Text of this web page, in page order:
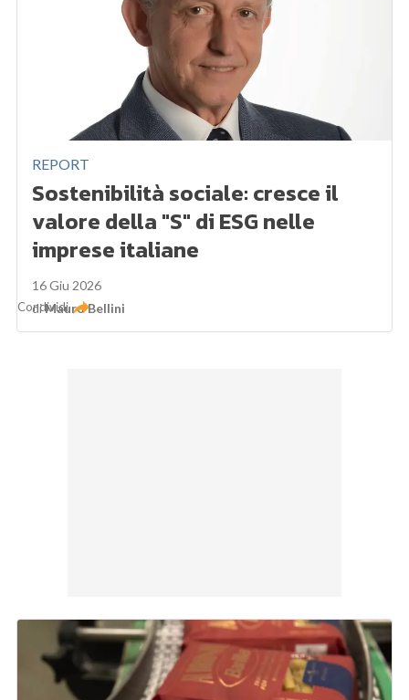
REPORT
Sostenibilità sociale: cresce il
valore della "S" di ESG nelle
imprese italiane
16 Giu 2026
diMauro Bellini
Condividi